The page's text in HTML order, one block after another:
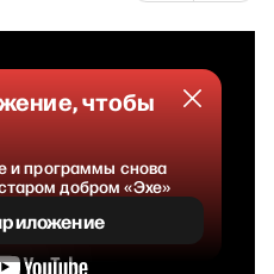
чтобы
программы снова
добром «Эхе»